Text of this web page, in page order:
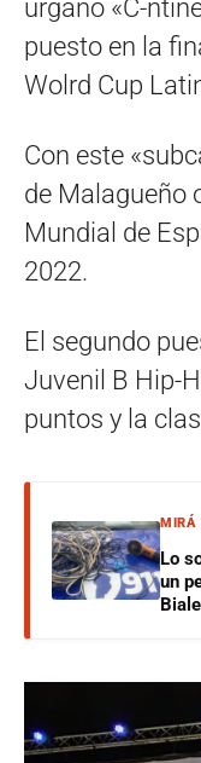
urgano «C-
puesto en la
Wolrd Cup
Con este
de Malagueño
Mundial de
2022.
El segundo
Juvenil B Hip-
puntos y la
MIRÁ
Lo
un